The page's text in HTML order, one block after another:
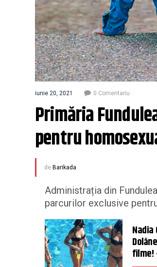
iunie 20, 2021 0 Comentariu
Primăria
pentru
de Barikada
Administrația din
parcurilor exclusive
Nadia
filme!